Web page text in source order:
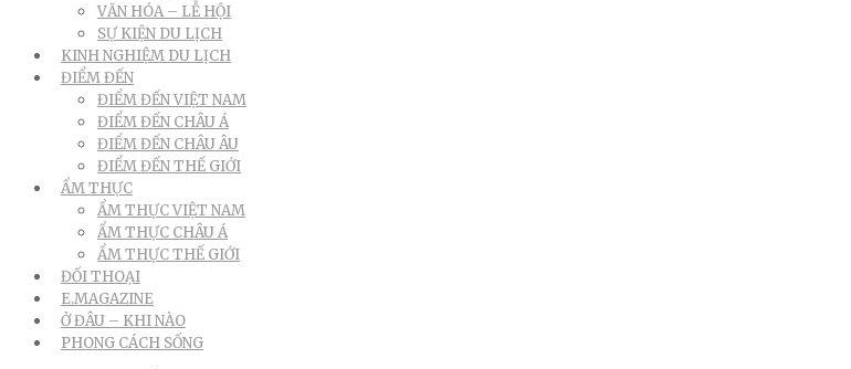
VĂN HÓA – LỄ HỘI
SỰ KIỆN DU LỊCH
KINH NGHIỆM DU LỊCH
ĐIỂM ĐẾN
ĐIỂM ĐẾN VIỆT NAM
ĐIỂM ĐẾN CHÂU Á
ĐIỂM ĐẾN CHÂU ÂU
ĐIỂM ĐẾN THẾ GIỚI
ẨM THỰC
ẨM THỰC VIỆT NAM
ẨM THỰC CHÂU Á
ẨM THỰC THẾ GIỚI
ĐỐI THOẠI
E.MAGAZINE
Ở ĐÂU – KHI NÀO
PHONG CÁCH SỐNG